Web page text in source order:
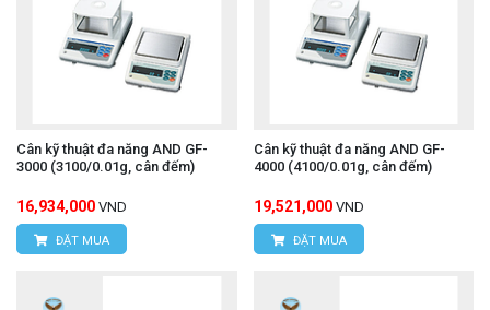
Cân kỹ thuật đa năng AND GF-
3000 (3100/0.01g, cân đếm)
16,934,000 VND
ĐẶT MUA
Cân kỹ thuật đa năng AND GF-
4000 (4100/0.01g, cân đếm)
19,521,000 VND
ĐẶT MUA